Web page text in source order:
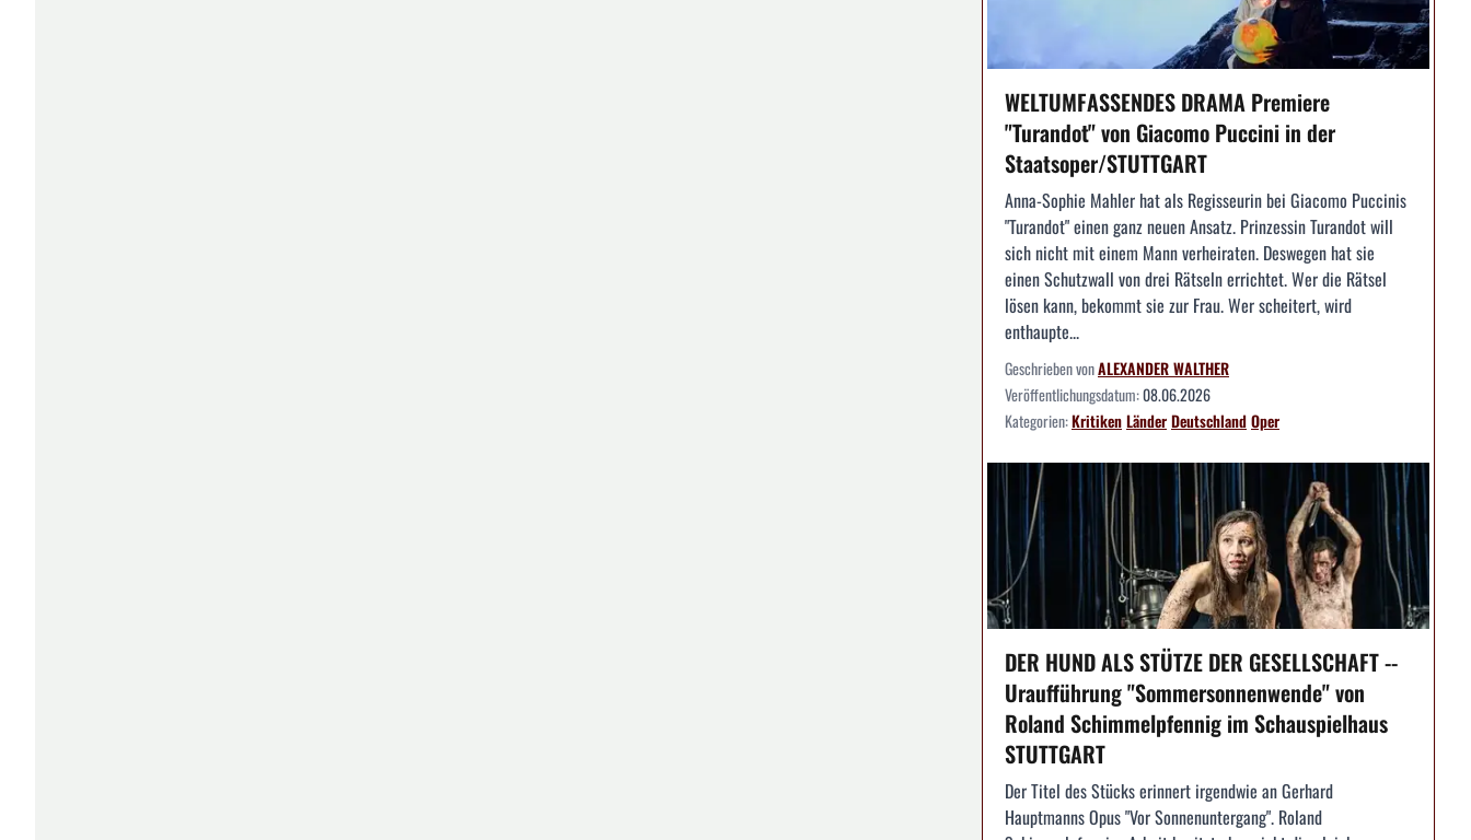
WELTUMFASSENDES DRAMA Premiere
"Turandot" von Giacomo Puccini in der
Staatsoper/STUTTGART
Anna-Sophie Mahler hat als Regisseurin bei Giacomo Puccinis
"Turandot" einen ganz neuen Ansatz. Prinzessin Turandot will
sich nicht mit einem Mann verheiraten. Deswegen hat sie
einen Schutzwall von drei Rätseln errichtet. Wer die Rätsel
lösen kann, bekommt sie zur Frau. Wer scheitert, wird
enthaupte...
Geschrieben vonALEXANDER WALTHER
Veröffentlichungsdatum:08.06.2026
Kategorien:KritikenLänderDeutschlandOper
DER HUND ALS STÜTZE DER GESELLSCHAFT --
Uraufführung "Sommersonnenwende" von
Roland Schimmelpfennig im Schauspielhaus
STUTTGART
Der Titel des Stücks erinnert irgendwie an Gerhard
Hauptmanns Opus "Vor Sonnenuntergang". Roland